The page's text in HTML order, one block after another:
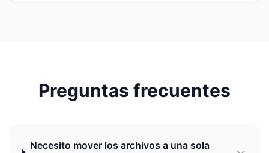
Preguntas frecuentes
Necesito mover los archivos a una sola